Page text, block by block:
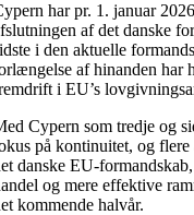
har pr. 1. januar
af det danske
i den aktuelle
af hinanden har
i EU’s
Cypern som tredje og
på kontinuitet, og flere
danske EU-
og mere effektive
kommende halvår.